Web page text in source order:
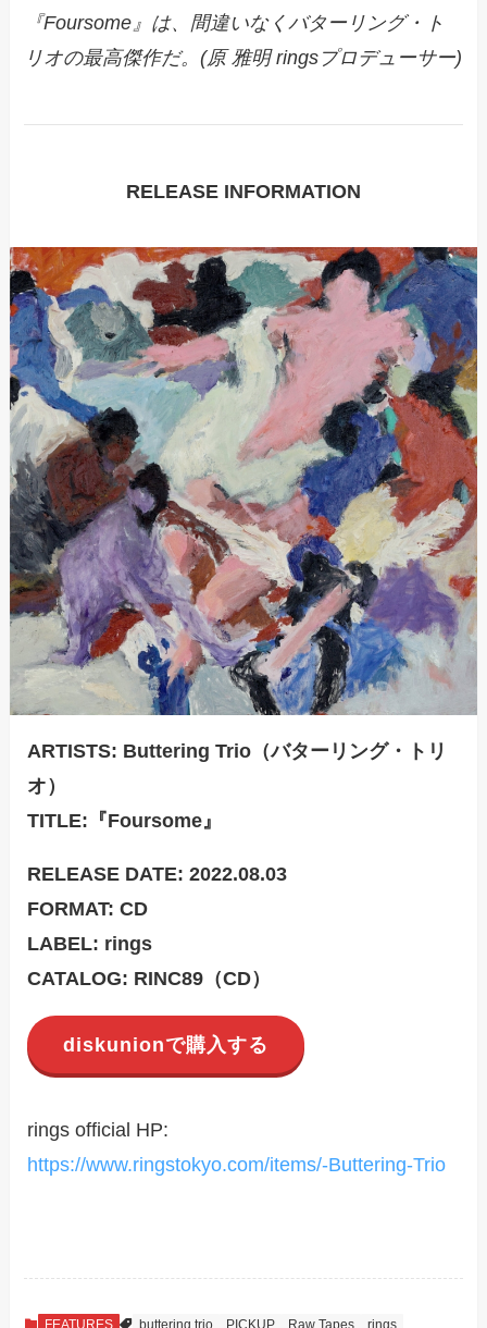
『Foursome』は、間違いなくバターリング・ト
リオの最高傑作だ。(原 雅明 ringsプロデューサー)
RELEASE INFORMATION
ARTISTS: Buttering Trio（バターリング・トリ
オ）
TITLE:『Foursome』
RELEASE DATE: 2022.08.03
FORMAT: CD
LABEL: rings
CATALOG: RINC89（CD）
diskunionで購入する
rings official HP:
https://www.ringstokyo.com/items/-Buttering-Trio
FEATURES buttering trio PICKUP Raw Tapes rings